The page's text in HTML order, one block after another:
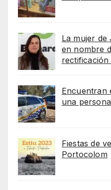
La mujer de
en nombre
Encuentran
una
Fiestas de
Portocolom